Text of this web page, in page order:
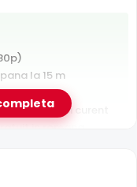
la 15 m
si inghet
date si curent
in romana